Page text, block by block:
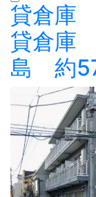
貸倉庫
貸倉庫
島 約